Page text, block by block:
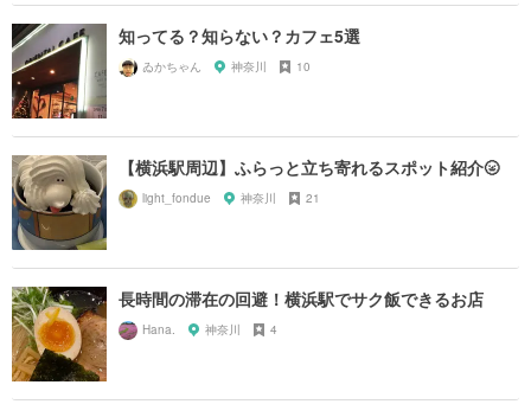
知ってる？知らない？カフェ5選
ゐかちゃん 神奈川 10
【横浜駅周辺】ふらっと立ち寄れるスポット紹介🌝
light_fondue 神奈川 21
長時間の滞在の回避！横浜駅でサク飯できるお店
Hana. 神奈川 4